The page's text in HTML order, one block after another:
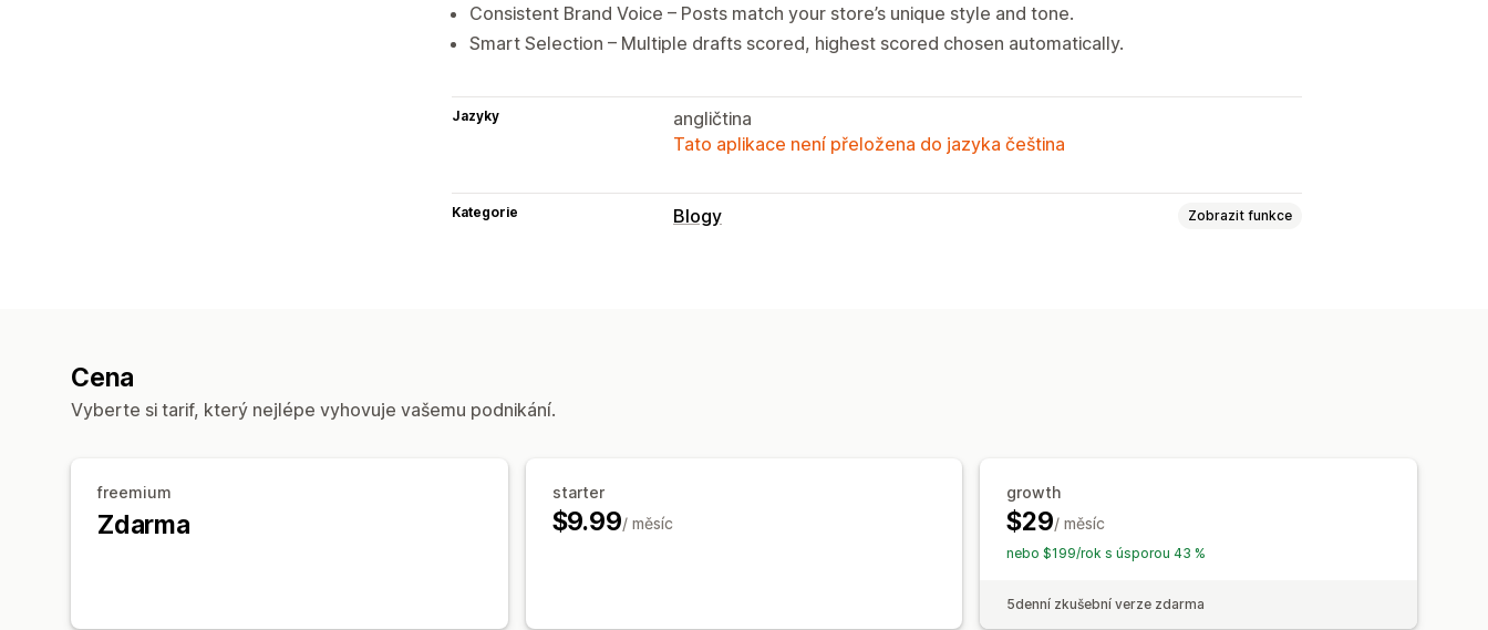
Consistent Brand Voice – Posts match your store’s unique style and tone.
Smart Selection – Multiple drafts scored, highest scored chosen automatically.
Jazyky
angličtina
Tato aplikace není přeložena do jazyka čeština
Kategorie Blogy Zobrazit funkce
Cena
Vyberte si tarif, který nejlépe vyhovuje vašemu podnikání.
freemium
Zdarma
starter
$9.99/ měsíc
growth
$29/ měsíc
nebo $199/rok s úsporou 43 %
5denní zkušební verze zdarma